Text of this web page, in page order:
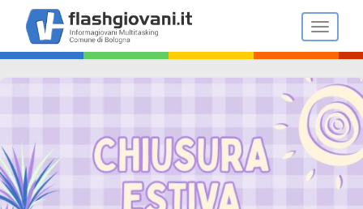
contenuto
principale
Toggle